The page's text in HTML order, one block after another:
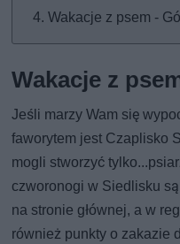
Wakacje z psem -
Wakacje z
Jeśli marzy Wam się
faworytem jest Czaplisko
mogli stworzyć
czworonogi w Siedlisku
na stronie głównej, a w
również punkty o zakazie